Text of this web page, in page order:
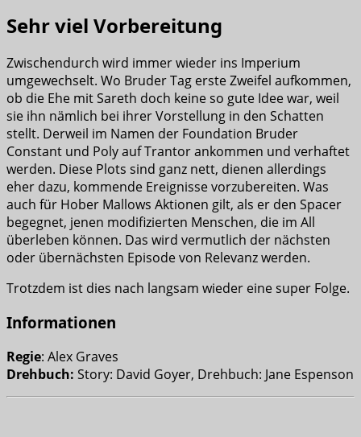
Sehr viel Vorbereitung
Zwischendurch wird immer wieder ins Imperium
umgewechselt. Wo Bruder Tag erste Zweifel aufkommen,
ob die Ehe mit Sareth doch keine so gute Idee war, weil
sie ihn nämlich bei ihrer Vorstellung in den Schatten
stellt. Derweil im Namen der Foundation Bruder
Constant und Poly auf Trantor ankommen und verhaftet
werden. Diese Plots sind ganz nett, dienen allerdings
eher dazu, kommende Ereignisse vorzubereiten. Was
auch für Hober Mallows Aktionen gilt, als er den Spacer
begegnet, jenen modifizierten Menschen, die im All
überleben können. Das wird vermutlich der nächsten
oder übernächsten Episode von Relevanz werden.
Trotzdem ist dies nach langsam wieder eine super Folge.
Informationen
Regie: Alex Graves
Drehbuch: Story: David Goyer, Drehbuch: Jane Espenson